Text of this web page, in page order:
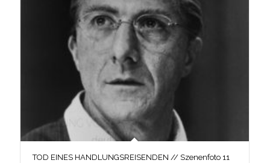
TOD EINES HANDLUNGSREISENDEN // Szenenfoto 11